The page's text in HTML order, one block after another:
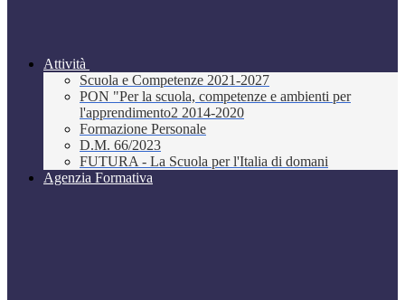
Attività
Scuola e Competenze 2021-2027
PON "Per la scuola, competenze e ambienti per
l'apprendimento2 2014-2020
Formazione Personale
D.M. 66/2023
FUTURA - La Scuola per l'Italia di domani
Agenzia Formativa